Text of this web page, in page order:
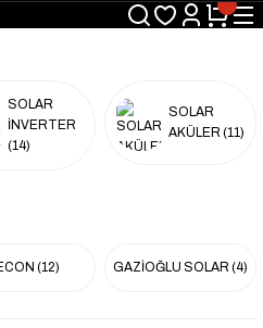
SOLAR
İNVERTER
(14)
SOLAR
AKÜLER (11)
(12) GAZİOĞLU SOLAR (4)